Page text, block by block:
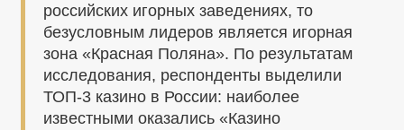
российских игорных заведениях, то
безусловным лидеров является игорная
зона «Красная Поляна». По результатам
исследования, респонденты выделили
ТОП-3 казино в России: наиболее
известными оказались «Казино